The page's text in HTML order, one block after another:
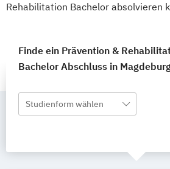
Rehabilitation Bachelor absolvieren
Finde ein Prävention &
Bachelor Abschluss in
Studienform wählen